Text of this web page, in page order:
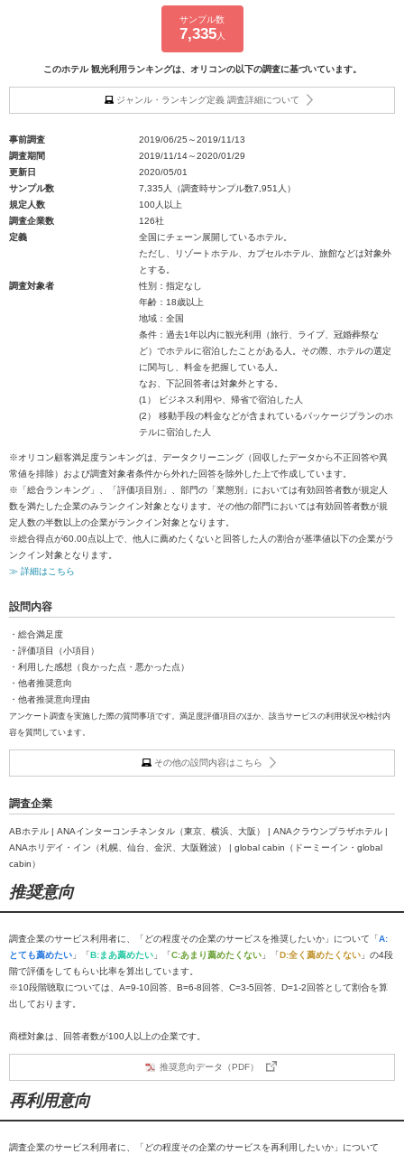
サンプル数
7,335人
このホテル 観光利用ランキングは、オリコンの以下の調査に基づいています。
ジャンル・ランキング定義 調査詳細について
事前調査
2019/06/25～2019/11/13
調査期間
2019/11/14～2020/01/29
更新日
2020/05/01
サンプル数
7,335人（調査時サンプル数7,951人）
規定人数
100人以上
調査企業数
126社
定義
全国にチェーン展開しているホテル。
ただし、リゾートホテル、カプセルホテル、旅館などは対象外
とする。
調査対象者
性別：指定なし
年齢：18歳以上
地域：全国
条件：過去1年以内に観光利用（旅行、ライブ、冠婚葬祭な
ど）でホテルに宿泊したことがある人。その際、ホテルの選定
に関与し、料金を把握している人。
なお、下記回答者は対象外とする。
(1） ビジネス利用や、帰省で宿泊した人
(2） 移動手段の料金などが含まれているパッケージプランのホ
テルに宿泊した人
※オリコン顧客満足度ランキングは、データクリーニング（回収したデータから不正回答や異
常値を排除）および調査対象者条件から外れた回答を除外した上で作成しています。
※「総合ランキング」、「評価項目別」、部門の「業態別」においては有効回答者数が規定人
数を満たした企業のみランクイン対象となります。その他の部門においては有効回答者数が規
定人数の半数以上の企業がランクイン対象となります。
※総合得点が60.00点以上で、他人に薦めたくないと回答した人の割合が基準値以下の企業がラ
ンクイン対象となります。
≫ 詳細はこちら
設問内容
・総合満足度
・評価項目（小項目）
・利用した感想（良かった点・悪かった点）
・他者推奨意向
・他者推奨意向理由
アンケート調査を実施した際の質問事項です。満足度評価項目のほか、該当サービスの利用状況や検討内
容を質問しています。
その他の設問内容はこちら
調査企業
ABホテル | ANAインターコンチネンタル（東京、横浜、大阪） | ANAクラウンプラザホテル |
ANAホリデイ・イン（札幌、仙台、金沢、大阪難波） | global cabin（ドーミーイン・global
cabin）
推奨意向
調査企業のサービス利用者に、「どの程度その企業のサービスを推奨したいか」について「A:
とても薦めたい 」「B:まあ薦めたい 」「C:あまり薦めたくない 」「D:全く薦めたくない 」の4段
階で評価をしてもらい比率を算出しています。
※10段階聴取については、A=9-10回答、B=6-8回答、C=3-5回答、D=1-2回答として割合を算
出しております。
商標対象は、回答者数が100人以上の企業です。
推奨意向データ（PDF）
再利用意向
調査企業のサービス利用者に、「どの程度その企業のサービスを再利用したいか」について